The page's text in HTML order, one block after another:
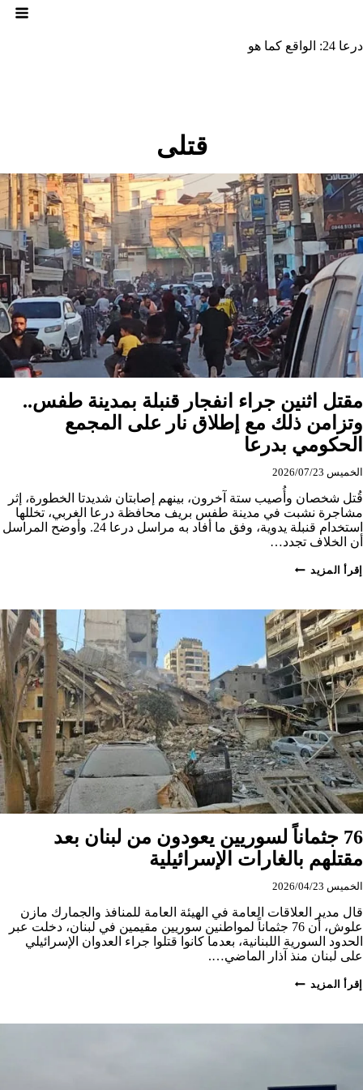
درعا 24: الواقع كما هو
قتلى
مقتل اثنين جراء انفجار قنبلة بمدينة طفس..
وتزامن ذلك مع إطلاق نار على المجمع
الحكومي بدرعا
الخميس 2026/07/23
قُتل شخصان وأُصيب ستة آخرون، بينهم إصابتان شديدتا الخطورة، إثر
مشاجرة نشبت في مدينة طفس بريف محافظة درعا الغربي، تخللها
استخدام قنبلة يدوية، وفق ما أفاد به مراسل درعا 24. وأوضح المراسل
أن الخلاف تجدد…
إقرأ المزيد مقتل
قنبلة
بمدينة
طفس..
وتزامن
ذلك
مع
إطلاق
نار
على
المجمع
الحكومي
بدرعا
76 جثماناً لسوريين يعودون من لبنان بعد
مقتلهم بالغارات الإسرائيلية
الخميس 2026/04/23
قال مدير العلاقات العامة في الهيئة العامة للمنافذ والجمارك مازن
علوش، أن 76 جثماناً لمواطنين سوريين مقيمين في لبنان، دخلت عبر
الحدود السورية اللبنانية، بعدما كانوا قتلوا جراء العدوان الإسرائيلي
على لبنان منذ آذار الماضي….
إقرأ المزيد 76
من
الإسرائيلية